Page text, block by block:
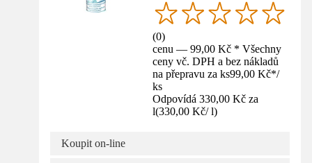
(0)
cenu — 99,00 Kč * Všechny
ceny vč. DPH a bez nákladů
na přepravu za ks99,00 Kč*/
ks
Odpovídá 330,00 Kč za
l(330,00 Kč/ l)
Koupit on-line